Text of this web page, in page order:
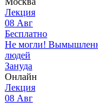
Лекция
08 Авг
Бесплатно
Не могли!
людей
Зануда
Онлайн
Лекция
08 Авг